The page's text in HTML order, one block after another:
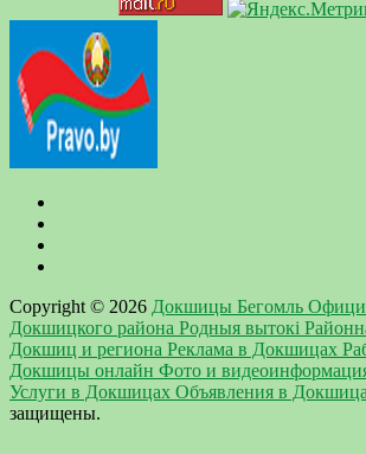
Copyright © 2026 Докшицы Бегомль
Докшицкого района Родныя вытокi
Докшиц и региона Реклама в Докшицах
Докшицы онлайн Фото и
Услуги в Докшицах Объявления в
защищены.